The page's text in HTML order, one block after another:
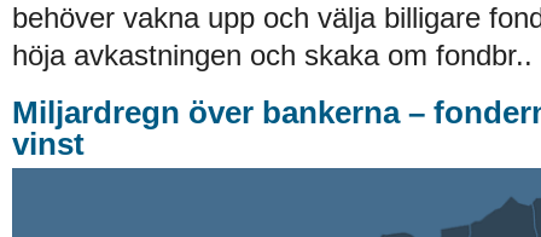
behöver vakna upp och välja billigare
höja avkastningen och skaka om fondbr..
Miljardregn över bankerna –
vinst